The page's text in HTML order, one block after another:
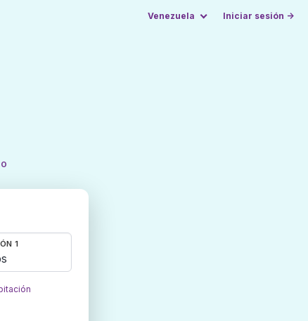
Venezuela Iniciar sesión →
1